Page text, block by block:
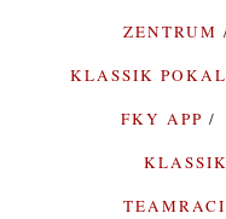
ZENTRUM
KLASSIK
FKY APP